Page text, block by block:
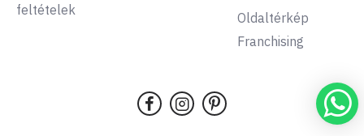
feltételek
Oldaltérkép
Franchising